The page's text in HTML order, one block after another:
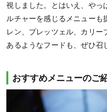
視しました。とはいえ、やっ
ルチャーを感じるメニューも
レン、プレッツェル、カリ
あるようなフードも、ぜひ召
おすすめメニューのご